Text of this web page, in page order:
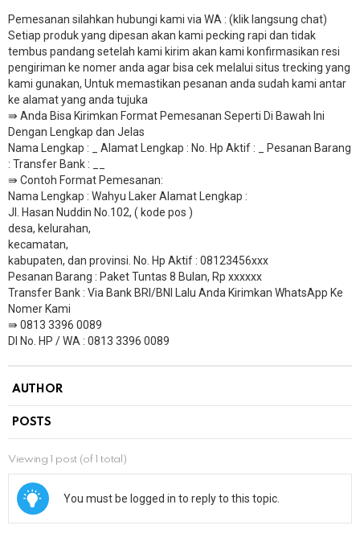
Pemesanan silahkan hubungi kami via WA : (klik langsung chat)
Setiap produk yang dipesan akan kami pecking rapi dan tidak
tembus pandang setelah kami kirim akan kami konfirmasikan resi
pengiriman ke nomer anda agar bisa cek melalui situs trecking yang
kami gunakan, Untuk memastikan pesanan anda sudah kami antar
ke alamat yang anda tujuka
⇛ Anda Bisa Kirimkan Format Pemesanan Seperti Di Bawah Ini
Dengan Lengkap dan Jelas
Nama Lengkap : _ Alamat Lengkap : No. Hp Aktif : _ Pesanan Barang
: Transfer Bank : __
​⇛ Contoh Format Pemesanan:
Nama Lengkap : Wahyu Laker Alamat Lengkap :
Jl. Hasan Nuddin No.102, ( kode pos )
desa, kelurahan,
kecamatan,
kabupaten, dan provinsi. No. Hp Aktif : 08123456xxx
Pesanan Barang : Paket Tuntas 8 Bulan, Rp xxxxxx
​Transfer Bank : Via Bank BRI/BNI Lalu Anda Kirimkan WhatsApp Ke
Nomer Kami
⇛ 0813 3396 0089
DI No. HP / WA : 0813 3396 0089
AUTHOR
POSTS
Viewing 1 post (of 1 total)
You must be logged in to reply to this topic.